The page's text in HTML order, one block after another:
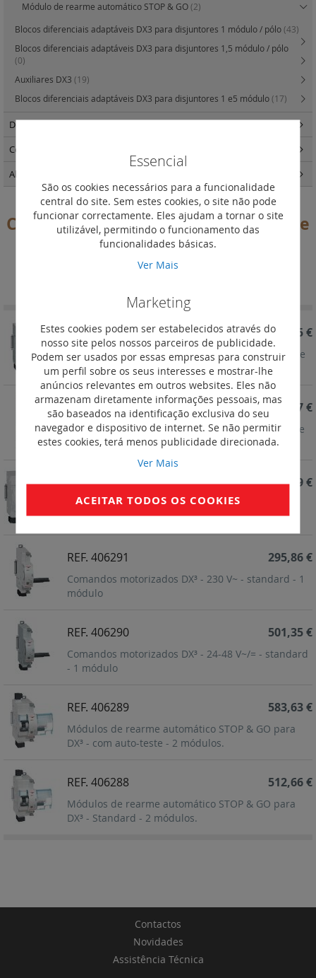
Comandos motorizados e módulos de
rearme automático DX3
REF. 406295
Comandos motorizados DX³ - 230 V~ - Com rearme
automático integrado - 2 mód.
425,65 €
REF. 406293
Comandos motorizados DX³ - 24 a 48 V~/= -rearme
automático integrado - 2 mód.
488,47 €
REF. 406292
Comandos motorizados Função ON/OFF para DX³
de 1.5 mód/pólo - 230 V~ - 2 mód.
877,39 €
REF. 406291
Comandos motorizados DX³ - 230 V~ - standard - 1
módulo
295,86 €
REF. 406290
Comandos motorizados DX³ - 24-48 V~/= - standard
- 1 módulo
501,35 €
REF. 406289
Módulos de rearme automático STOP & GO para
DX³ - com auto-teste - 2 módulos.
583,63 €
REF. 406288
Módulos de rearme automático STOP & GO para
DX³ - Standard - 2 módulos.
512,66 €
Módulo de rearme automático STOP & GO(2)
Blocos diferenciais adaptáveis DX3 para disjuntores 1 módulo / pólo(43)
Blocos diferenciais adaptáveis DX3 para disjuntores 1,5 módulo / pólo
(0)
Auxiliares DX3 (19)
Blocos diferenciais adaptáveis DX3 para disjuntores 1 e5 módulo(17)
Descarregadores de sobretensões(34)
Comando e programação
Alimentação e variadores
Contactos
Novidades
Assistência Técnica
Essencial
São os cookies necessários para a funcionalidade
central do site. Sem estes cookies, o site não pode
funcionar correctamente. Eles ajudam a tornar o site
utilizável, permitindo o funcionamento das
funcionalidades básicas.
Ver Mais
Marketing
Estes cookies podem ser estabelecidos através do
nosso site pelos nossos parceiros de publicidade.
Podem ser usados por essas empresas para construir
um perfil sobre os seus interesses e mostrar-lhe
anúncios relevantes em outros websites. Eles não
armazenam diretamente informações pessoais, mas
são baseados na identificação exclusiva do seu
navegador e dispositivo de internet. Se não permitir
estes cookies, terá menos publicidade direcionada.
Ver Mais
ACEITAR TODOS OS COOKIES